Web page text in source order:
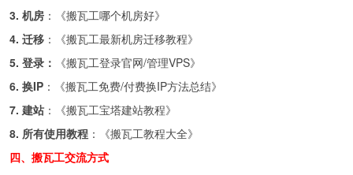
3. 机房 ：《搬瓦工哪个机房好》
4. 迁移 ：《搬瓦工最新机房迁移教程》
5. 登录：
《搬瓦工登录官网/管理VPS》
6. 换IP ：《搬瓦工免费/付费换IP方法总结》
7. 建站 ：《搬瓦工宝塔建站教程》
8. 所有使用教程 ：《搬瓦工教程大全》
四、搬瓦工交流方式